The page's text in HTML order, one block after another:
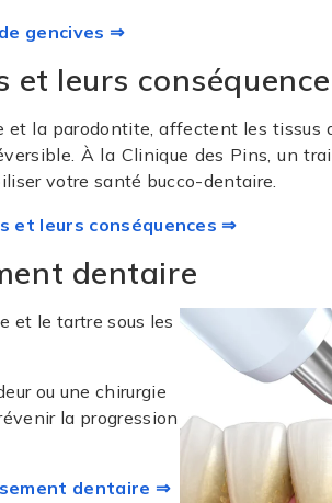
gencives ⇒
et leurs
la parodontite, affectent les tissus
À la Clinique des Pins, un
votre santé bucco-dentaire.
et leurs conséquences ⇒
dentaire
et le tartre sous les
ou une chirurgie
la progression
dentaire ⇒